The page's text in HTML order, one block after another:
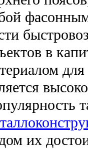
в
их